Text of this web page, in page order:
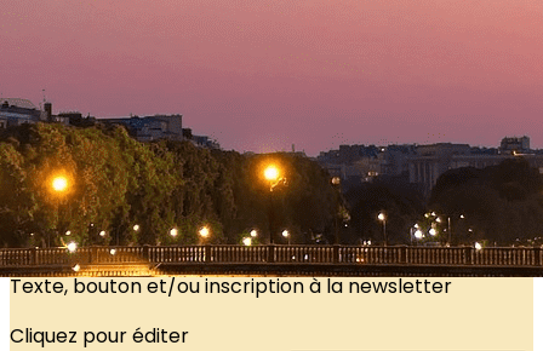
?>
Images de la page d'accueil
Cliquez pour éditer
Texte, bouton et/ou inscription à la newsletter
Cliquez pour éditer